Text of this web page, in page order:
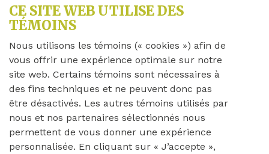
CE SITE WEB UTILISE DES
TÉMOINS
Nous utilisons les témoins (« cookies ») afin de
vous offrir une expérience optimale sur notre
site web. Certains témoins sont nécessaires à
des fins techniques et ne peuvent donc pas
être désactivés. Les autres témoins utilisés par
nous et nos partenaires sélectionnés nous
permettent de vous donner une expérience
personnalisée. En cliquant sur « J’accepte »,